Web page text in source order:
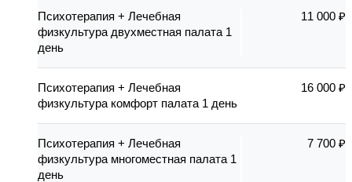
Психотерапия + Лечебная
физкультура двухместная палата 1
день
11 000 ₽
Психотерапия + Лечебная
физкультура комфорт палата 1 день
16 000 ₽
Психотерапия + Лечебная
физкультура многоместная палата 1
день
7 700 ₽